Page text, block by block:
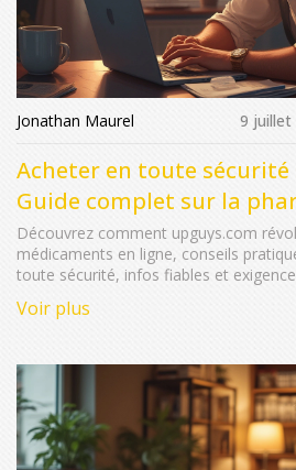
Jonathan Maurel 9 juillet
Acheter en toute sécurité
Guide complet sur la
Découvrez comment upguys.com
médicaments en ligne, conseils
toute sécurité, infos fiables et
Voir plus